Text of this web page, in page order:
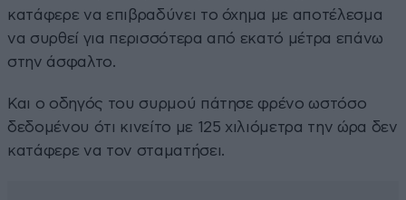
κατάφερε να επιβραδύνει το όχημα με αποτέλεσμα
να συρθεί για περισσότερα από εκατό μέτρα επάνω
στην άσφαλτο.
Και ο οδηγός του συρμού πάτησε φρένο ωστόσο
δεδομένου ότι κινείτο με 125 χιλιόμετρα την ώρα δεν
κατάφερε να τον σταματήσει.